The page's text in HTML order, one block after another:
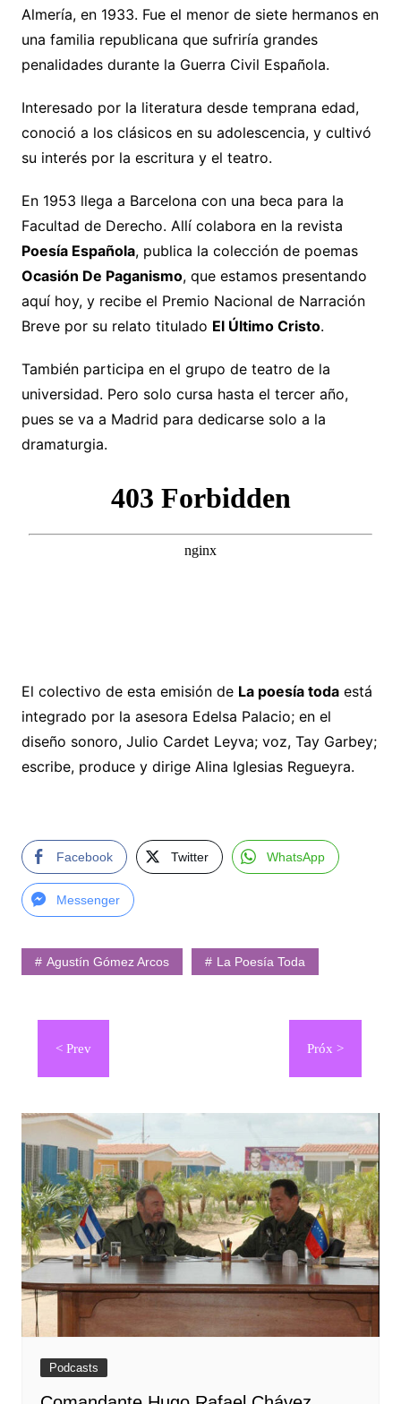
Almería, en 1933. Fue el menor de siete hermanos en
una familia republicana que sufriría grandes
penalidades durante la Guerra Civil Española.
Interesado por la literatura desde temprana edad,
conoció a los clásicos en su adolescencia, y cultivó
su interés por la escritura y el teatro.
En 1953 llega a Barcelona con una beca para la
Facultad de Derecho. Allí colabora en la revista
Poesía Española, publica la colección de poemas
Ocasión De Paganismo, que estamos presentando
aquí hoy, y recibe el Premio Nacional de Narración
Breve por su relato titulado El Último Cristo.
También participa en el grupo de teatro de la
universidad. Pero solo cursa hasta el tercer año,
pues se va a Madrid para dedicarse solo a la
dramaturgia.
El colectivo de esta emisión de La poesía todaestá
integrado por la asesora Edelsa Palacio; en el
diseño sonoro, Julio Cardet Leyva; voz, Tay Garbey;
escribe, produce y dirige Alina Iglesias Regueyra.
Facebook Twitter WhatsApp
Messenger
Agustín Gómez Arcos La Poesía Toda
Navegación
entradas
Podcasts